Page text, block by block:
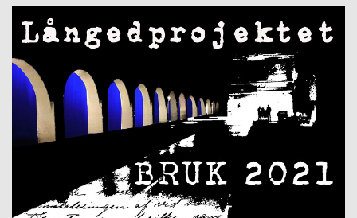
About GIBCA Extended
Extended program
Archive
Participating venues 2025
GIBCA Extended 2015
GIBCA Extended 2017
GIBCA Extended 2019
GIBCA Extended 2013
GIBCA Extended 2021
Exhibition
Actors 2021
Program 2021